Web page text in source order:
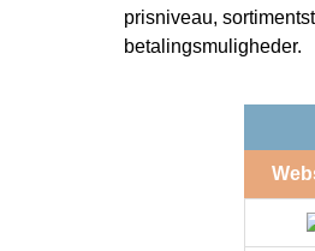
prisniveau,
betalingsmuligheder.